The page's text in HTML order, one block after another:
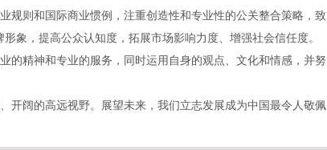
规则和国际商业惯例，注重创造性和专业性的公关整合策略，致
象，提高公众认知度，拓展市场影响力度、增强社会信任度。
的精神和专业的服务，同时运用自身的观点、文化和情感，并努
开阔的高远视野。展望未来，我们立志发展成为中国最令人敬佩